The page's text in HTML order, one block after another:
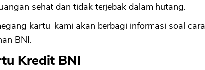
sehat dan tidak terjebak dalam hutang.
kartu, kami akan berbagi informasi soal cara
BNI.
Kredit BNI